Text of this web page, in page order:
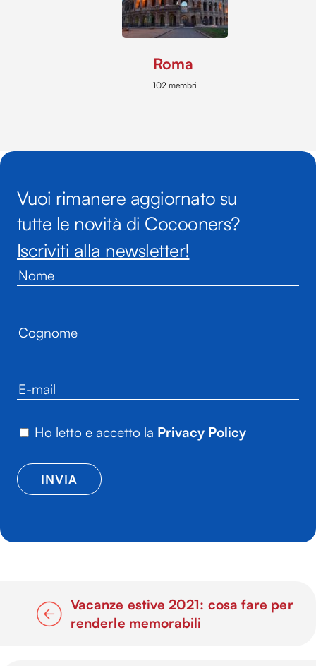
Roma
102 membri
Vuoi rimanere aggiornato su
tutte le novità di Cocooners?
Iscriviti alla newsletter!
Ho letto e accetto la Privacy Policy
Vacanze estive 2021: cosa fare per
renderle memorabili